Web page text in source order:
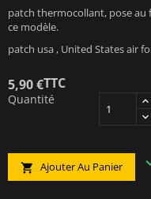
patch thermocollant, pose au
ce modèle.
patch usa , United States air
5,90 €TTC
Quantité
 Ajouter Au Panier